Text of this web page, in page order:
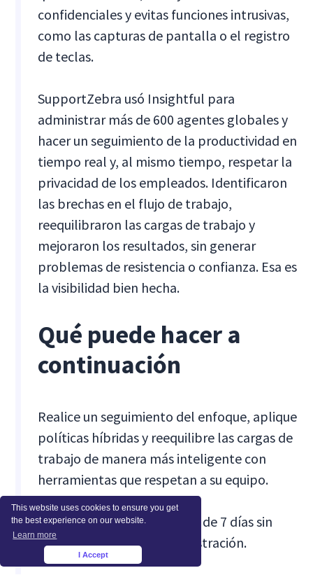
This website uses cookies to ensure you get
the best experience on our website.
Learn more
I Accept
confidenciales y evitas funciones intrusivas,
como las capturas de pantalla o el registro
de teclas.
SupportZebra usó Insightful para
administrar más de 600 agentes globales y
hacer un seguimiento de la productividad en
tiempo real y, al mismo tiempo, respetar la
privacidad de los empleados. Identificaron
las brechas en el flujo de trabajo,
reequilibraron las cargas de trabajo y
mejoraron los resultados, sin generar
problemas de resistencia o confianza. Esa es
la visibilidad bien hecha.
Qué puede hacer a
continuación
Realice un seguimiento del enfoque, aplique
políticas híbridas y reequilibre las cargas de
trabajo de manera más inteligente con
herramientas que respetan a su equipo.
Regístrese para una prueba de 7 días sin
riesgos o reserve una demostración.